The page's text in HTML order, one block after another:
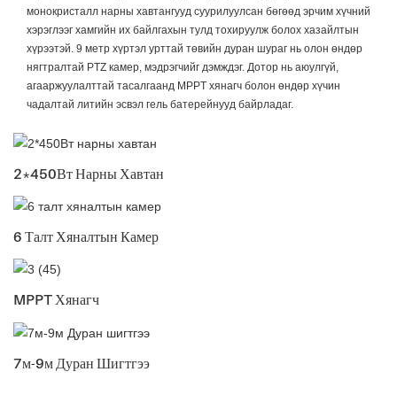
монокристалл нарны хавтангууд суурилуулсан бөгөөд эрчим хүчний
хэрэглээг хамгийн их байлгахын тулд тохируулж болох хазайлтын
хүрээтэй. 9 метр хүртэл урттай төвийн дуран шураг нь олон өндөр
нягтралтай PTZ камер, мэдрэгчийг дэмждэг. Дотор нь аюулгүй,
агааржуулалттай тасалгаанд MPPT хянагч болон өндөр хүчин
чадалтай литийн эсвэл гель батерейнууд байрладаг.
2*450Вт Нарны Хавтан
6 Талт Хяналтын Камер
MPPT Хянагч
7м-9м Дуран Шигтгээ